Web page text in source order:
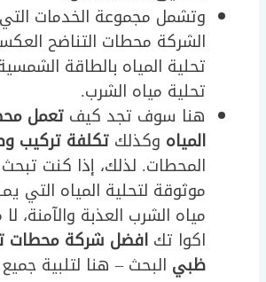
وتشمل مجموعة الخدمات
الشركة محطات التناضح
تحلية المياه بالطاقة
تحلية مياه الشرب.
هنا سوف تجد كيف تعمل
المياه وكذلك تكلفة تركيب
المحطات. لذلك، إذا كنت
موثوقة لتحلية المياه التي
مياه الشرب العذبة والآمنة،
اكوا تك افضل شركة محطات
ظبي البحث – هنا لتلبية